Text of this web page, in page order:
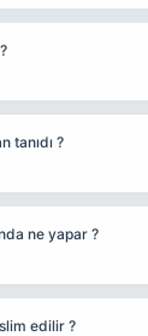
tanıdı ?
ne yapar ?
edilir ?